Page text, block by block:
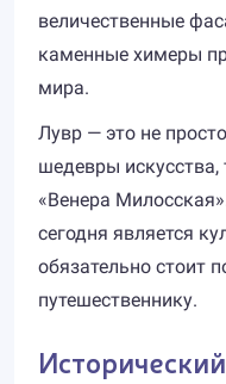
величественные
каменные химеры
мира.
Лувр — это не
шедевры
«Венера
сегодня является
обязательно стоит
путешественнику.